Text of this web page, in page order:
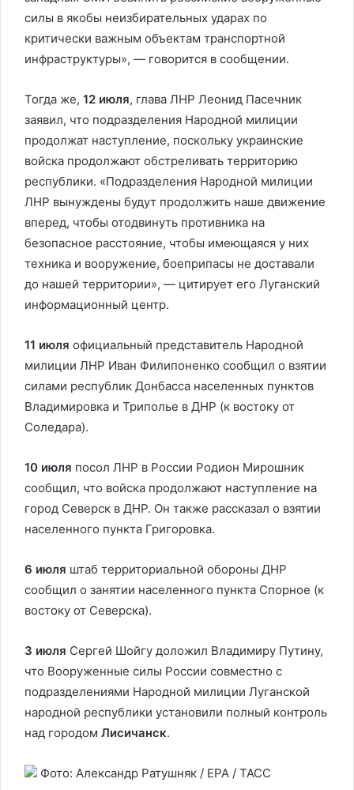
силы в якобы неизбирательных ударах по
критически важным объектам транспортной
инфраструктуры», — говорится в сообщении.
Тогда же, 12 июля, глава ЛНР Леонид Пасечник
заявил, что подразделения Народной милиции
продолжат наступление, поскольку украинские
войска продолжают обстреливать территорию
республики. «Подразделения Народной милиции
ЛНР вынуждены будут продолжить наше движение
вперед, чтобы отодвинуть противника на
безопасное расстояние, чтобы имеющаяся у них
техника и вооружение, боеприпасы не доставали
до нашей территории», — цитирует его Луганский
информационный центр.
11 июля официальный представитель Народной
милиции ЛНР Иван Филипоненко сообщил о взятии
силами республик Донбасса населенных пунктов
Владимировка и Триполье в ДНР (к востоку от
Соледара).
10 июля посол ЛНР в России Родион Мирошник
сообщил, что войска продолжают наступление на
город Северск в ДНР. Он также рассказал о взятии
населенного пункта Григоровка.
6 июля штаб территориальной обороны ДНР
сообщил о занятии населенного пункта Спорное (к
востоку от Северска).
3 июля Сергей Шойгу доложил Владимиру Путину,
что Вооруженные силы России совместно с
подразделениями Народной милиции Луганской
народной республики установили полный контроль
над городом Лисичанск.
Фото: Александр Ратушняк / EPA / ТАСС